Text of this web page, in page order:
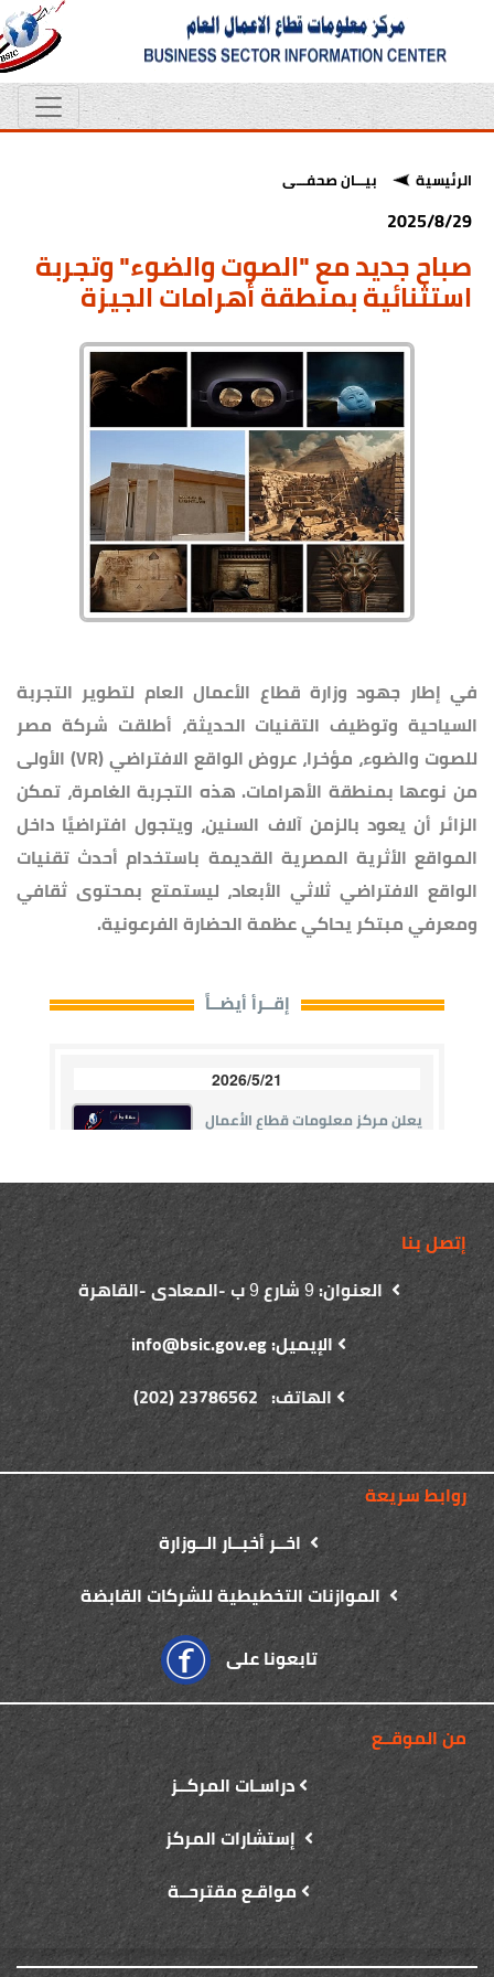
الرئيسية بيـــان صحفـــى
2025/8/29
صباح جديد مع "الصوت والضوء" وتجربة
استثنائية بمنطقة أهرامات الجيزة
في إطار جهود وزارة قطاع الأعمال العام لتطوير التجربة
السياحية وتوظيف التقنيات الحديثة، أطلقت شركة مصر
للصوت والضوء، مؤخرا، عروض الواقع الافتراضي (VR) الأولى
من نوعها بمنطقة الأهرامات. هذه التجربة الغامرة، تمكن
الزائر أن يعود بالزمن آلاف السنين، ويتجول افتراضيًا داخل
المواقع الأثرية المصرية القديمة باستخدام أحدث تقنيات
الواقع الافتراضي ثلاثي الأبعاد، ليستمتع بمحتوى ثقافي
ومعرفي مبتكر يحاكي عظمة الحضارة الفرعونية.
إتصل بنا
العنوان:9شارع9ب -المعادى -القاهرة
الإيميل: info@bsic.gov.eg
الهاتف: 23786562 (202)
روابط سريعة
اخــر أخبــار الــوزارة
الموازنات التخطيطية للشركات القابضة
تابعونا على
من الموقــع
دراسـات المركــز
إستشارات المركز
مواقـع مقترحــة